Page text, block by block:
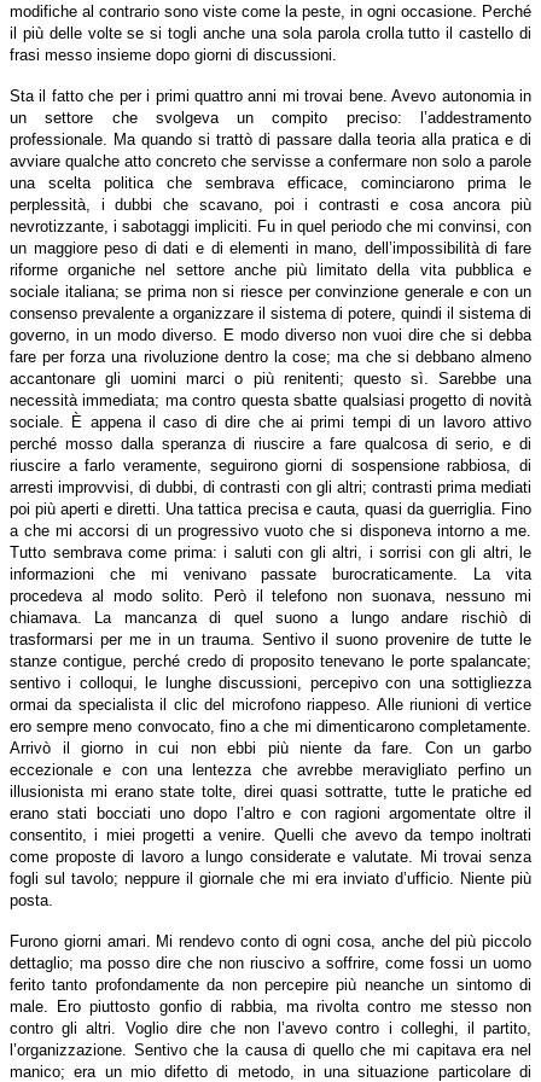
modifiche al contrario sono viste come la peste, in ogni occasione. Perché
il più delle volte se si togli anche una sola parola crolla tutto il castello di
frasi messo insieme dopo giorni di discussioni.
Sta il fatto che per i primi quattro anni mi trovai bene. Avevo autonomia in
un settore che svolgeva un compito preciso: l’addestramento
professionale. Ma quando si trattò di passare dalla teoria alla pratica e di
avviare qualche atto concreto che servisse a confermare non solo a parole
una scelta politica che sembrava efficace, cominciarono prima le
perplessità, i dubbi che scavano, poi i contrasti e cosa ancora più
nevrotizzante, i sabotaggi impliciti. Fu in quel periodo che mi convinsi, con
un maggiore peso di dati e di elementi in mano, dell’impossibilità di fare
riforme organiche nel settore anche più limitato della vita pubblica e
sociale italiana; se prima non si riesce per convinzione generale e con un
consenso prevalente a organizzare il sistema di potere, quindi il sistema di
governo, in un modo diverso. E modo diverso non vuoi dire che si debba
fare per forza una rivoluzione dentro la cose; ma che si debbano almeno
accantonare gli uomini marci o più renitenti; questo sì. Sarebbe una
necessità immediata; ma contro questa sbatte qualsiasi progetto di novità
sociale. È appena il caso di dire che ai primi tempi di un lavoro attivo
perché mosso dalla speranza di riuscire a fare qualcosa di serio, e di
riuscire a farlo veramente, seguirono giorni di sospensione rabbiosa, di
arresti improvvisi, di dubbi, di contrasti con gli altri; contrasti prima mediati
poi più aperti e diretti. Una tattica precisa e cauta, quasi da guerriglia. Fino
a che mi accorsi di un progressivo vuoto che si disponeva intorno a me.
Tutto sembrava come prima: i saluti con gli altri, i sorrisi con gli altri, le
informazioni che mi venivano passate burocraticamente. La vita
procedeva al modo solito. Però il telefono non suonava, nessuno mi
chiamava. La mancanza di quel suono a lungo andare rischiò di
trasformarsi per me in un trauma. Sentivo il suono provenire de tutte le
stanze contigue, perché credo di proposito tenevano le porte spalancate;
sentivo i colloqui, le lunghe discussioni, percepivo con una sottigliezza
ormai da specialista il clic del microfono riappeso. Alle riunioni di vertice
ero sempre meno convocato, fino a che mi dimenticarono completamente.
Arrivò il giorno in cui non ebbi più niente da fare. Con un garbo
eccezionale e con una lentezza che avrebbe meravigliato perfino un
illusionista mi erano state tolte, direi quasi sottratte, tutte le pratiche ed
erano stati bocciati uno dopo l’altro e con ragioni argomentate oltre il
consentito, i miei progetti a venire. Quelli che avevo da tempo inoltrati
come proposte di lavoro a lungo considerate e valutate. Mi trovai senza
fogli sul tavolo; neppure il giornale che mi era inviato d’ufficio. Niente più
posta.
Furono giorni amari. Mi rendevo conto di ogni cosa, anche del più piccolo
dettaglio; ma posso dire che non riuscivo a soffrire, come fossi un uomo
ferito tanto profondamente da non percepire più neanche un sintomo di
male. Ero piuttosto gonfio di rabbia, ma rivolta contro me stesso non
contro gli altri. Voglio dire che non l’avevo contro i colleghi, il partito,
l’organizzazione. Sentivo che la causa di quello che mi capitava era nel
manico; era un mio difetto di metodo, in una situazione particolare di